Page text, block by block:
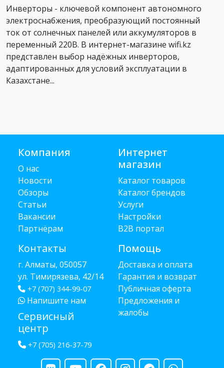
Инверторы - ключевой компонент автономного
электроснабжения, преобразующий постоянный
ток от солнечных панелей или аккумуляторов в
переменный 220В. В интернет-магазине wifi.kz
представлен выбор надёжных инверторов,
адаптированных для условий эксплуатации в
Казахстане...
Компания
О нас
Новости
Обзоры
Статьи
Вакансии
Партнёрам
Контакты
г. Алматы, 050057
ул. Тимирязева, 42/14
+7 (707) 344-99-07
Напишите нам
Сервисный
центр
+7 (705) 216-37-79
Интернет
магазин
Каталог товаров
Каталог брендов
Услуги
Настройки
B2B портал
Помощь
Доставка и оплата
Гарантия и возврат
Публичная оферта
Предложения и
жалобы